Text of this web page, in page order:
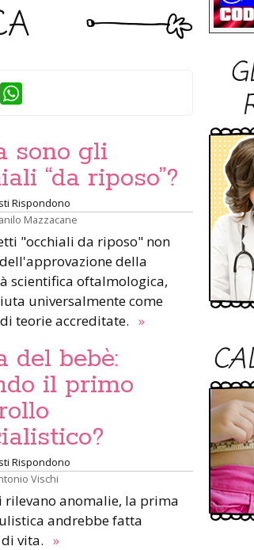
Tumblr
sono gli
“da riposo”?
Rispondono
Mazzacane
"occhiali da riposo" non
della
scientifica oftalmologica,
universalmente come
teorie accreditate. »
del bebè:
il primo
Rispondono
Vischi
rilevano anomalie, la prima
andrebbe fatta
vita. »